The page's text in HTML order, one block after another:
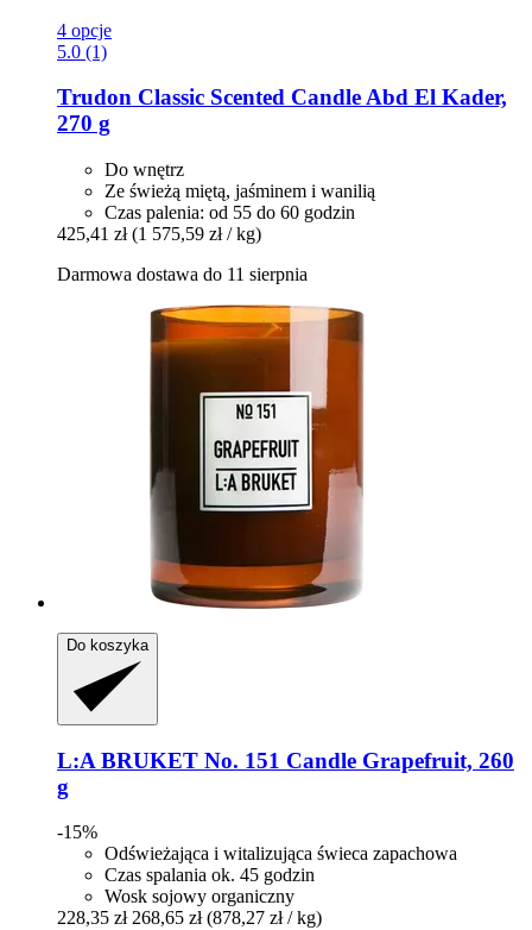
4 opcje
5.0 (1)
Trudon Classic Scented Candle Abd El Kader,
270 g
Do wnętrz
Ze świeżą miętą, jaśminem i wanilią
Czas palenia: od 55 do 60 godzin
425,41 zł (1 575,59 zł / kg)
Darmowa dostawa do 11 sierpnia
Do koszyka
L:A BRUKET No. 151 Candle Grapefruit, 260
g
-15%
Odświeżająca i witalizująca świeca zapachowa
Czas spalania ok. 45 godzin
Wosk sojowy organiczny
228,35 zł 268,65 zł (878,27 zł / kg)